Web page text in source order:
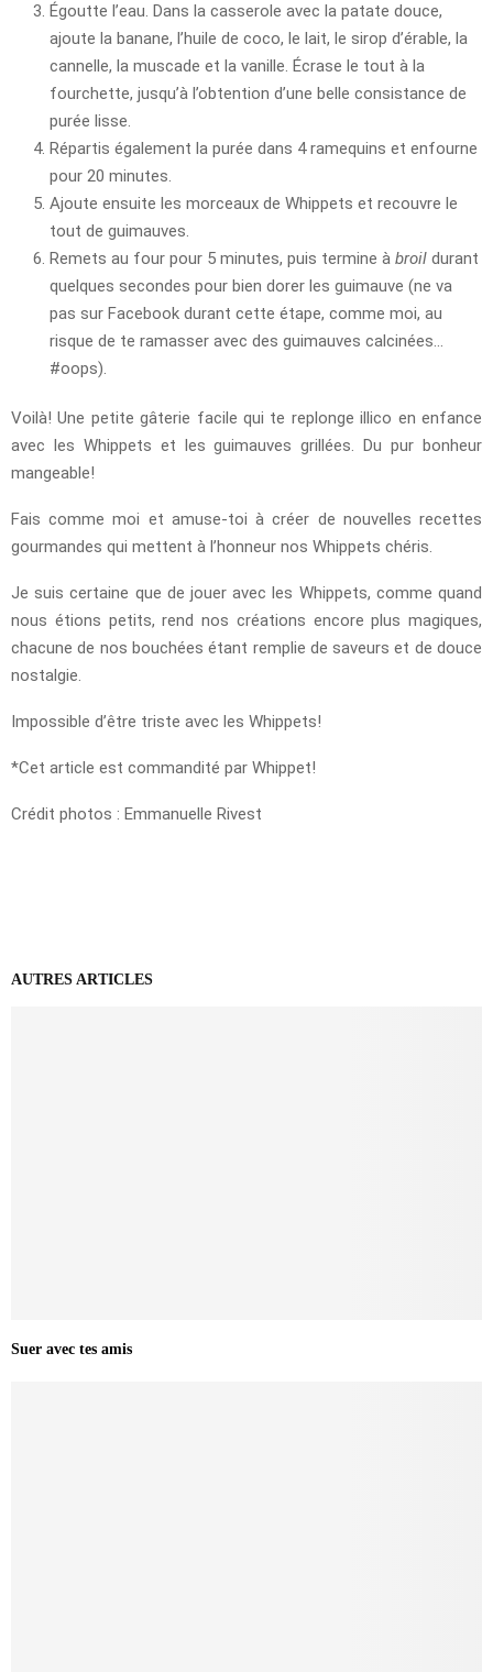
Égoutte l’eau. Dans la casserole avec la patate douce,
ajoute la banane, l’huile de coco, le lait, le sirop d’érable, la
cannelle, la muscade et la vanille. Écrase le tout à la
fourchette, jusqu’à l’obtention d’une belle consistance de
purée lisse.
Répartis également la purée dans 4 ramequins et enfourne
pour 20 minutes.
Ajoute ensuite les morceaux de Whippets et recouvre le
tout de guimauves.
Remets au four pour 5 minutes, puis termine à broil durant
quelques secondes pour bien dorer les guimauve (ne va
pas sur Facebook durant cette étape, comme moi, au
risque de te ramasser avec des guimauves calcinées…
#oops).
Voilà! Une petite gâterie facile qui te replonge illico en enfance
avec les Whippets et les guimauves grillées. Du pur bonheur
mangeable!
Fais comme moi et amuse-toi à créer de nouvelles recettes
gourmandes qui mettent à l’honneur nos Whippets chéris.
Je suis certaine que de jouer avec les Whippets, comme quand
nous étions petits, rend nos créations encore plus magiques,
chacune de nos bouchées étant remplie de saveurs et de douce
nostalgie.
Impossible d’être triste avec les Whippets!
*Cet article est commandité par Whippet!
Crédit photos : Emmanuelle Rivest
AUTRES ARTICLES
Suer avec tes amis